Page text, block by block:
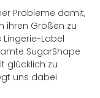
Probleme damit,
ihren Größen zu
Label
SugarShape
glücklich zu
uns dabei